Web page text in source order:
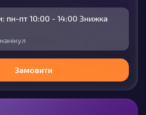
пн-пт 10:00 - 14:00 Знижка
Замовити